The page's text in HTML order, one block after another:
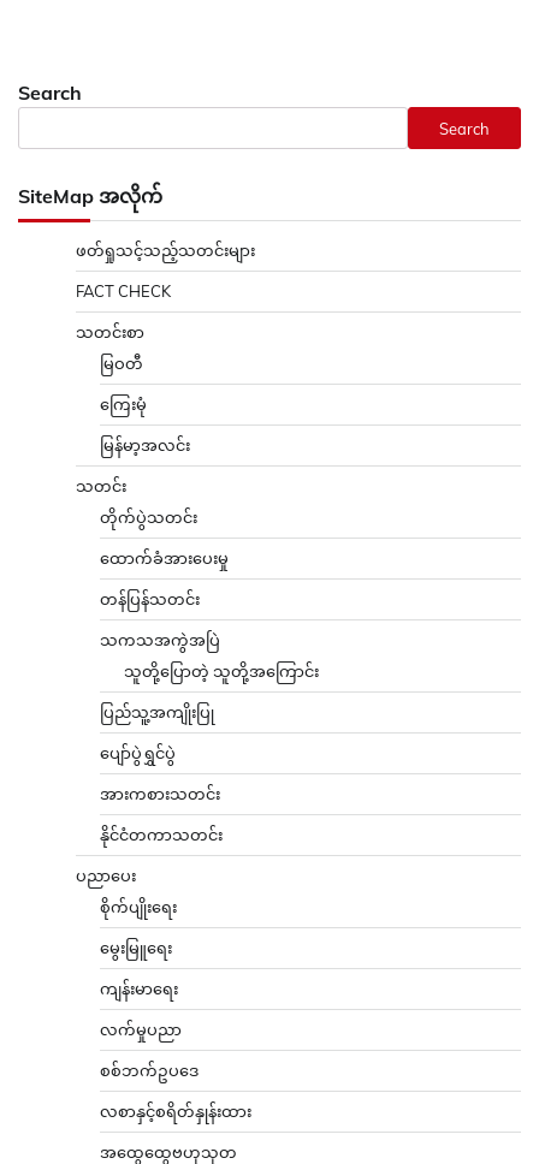
Search
Search
SiteMap အလိုက်
ဖတ်ရှုသင့်သည့်သတင်းများ
FACT CHECK
သတင်းစာ
မြဝတီ
ကြေးမုံ
မြန်မာ့အလင်း
သတင်း
တိုက်ပွဲသတင်း
ထောက်ခံအားပေးမှု
တန်ပြန်သတင်း
သကသအကွဲအပြဲ
သူတို့ပြောတဲ့ သူတို့အကြောင်း
ပြည်သူ့အကျိုးပြု
ပျော်ပွဲရွှင်ပွဲ
အားကစားသတင်း
နိုင်ငံတကာသတင်း
ပညာပေး
စိုက်ပျိုးရေး
မွေးမြူရေး
ကျန်းမာရေး
လက်မှုပညာ
စစ်ဘက်ဥပဒေ
လစာနှင့်စရိတ်နှုန်းထား
အထွေထွေဗဟုသုတ